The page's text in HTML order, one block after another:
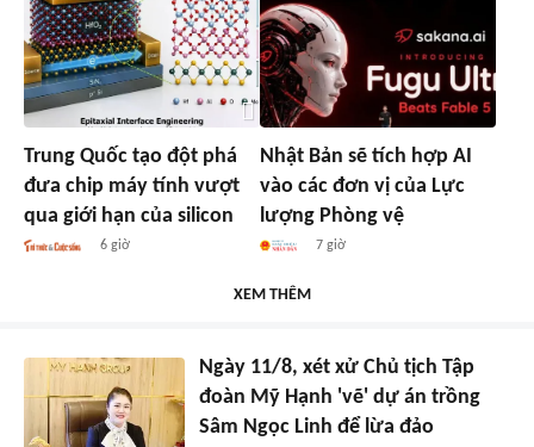
Trung Quốc tạo đột phá
đưa chip máy tính vượt
qua giới hạn của silicon
6 giờ
Nhật Bản sẽ tích hợp AI
vào các đơn vị của Lực
lượng Phòng vệ
7 giờ
XEM THÊM
Ngày 11/8, xét xử Chủ tịch Tập
đoàn Mỹ Hạnh 'vẽ' dự án trồng
Sâm Ngọc Linh để lừa đảo